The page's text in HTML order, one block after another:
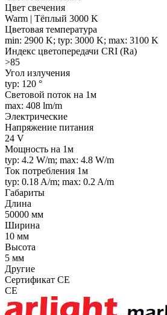
Цвет свечения
Warm | Тёплый 3000 K
Цветовая температура
min: 2900 K; typ: 3000 K; max: 3100 K
Индекс цветопередачи CRI (Ra)
>85
Угол излучения
typ: 120 °
Световой поток на 1м
max: 408 lm/m
Электрические
Напряжение питания
24 V
Мощность на 1м
typ: 4.2 W/m; max: 4.8 W/m
Ток потребления 1м
typ: 0.18 A/m; max: 0.2 A/m
Габариты
Длина
50000 мм
Ширина
10 мм
Высота
5 мм
Другие
Сертификат CE
CE